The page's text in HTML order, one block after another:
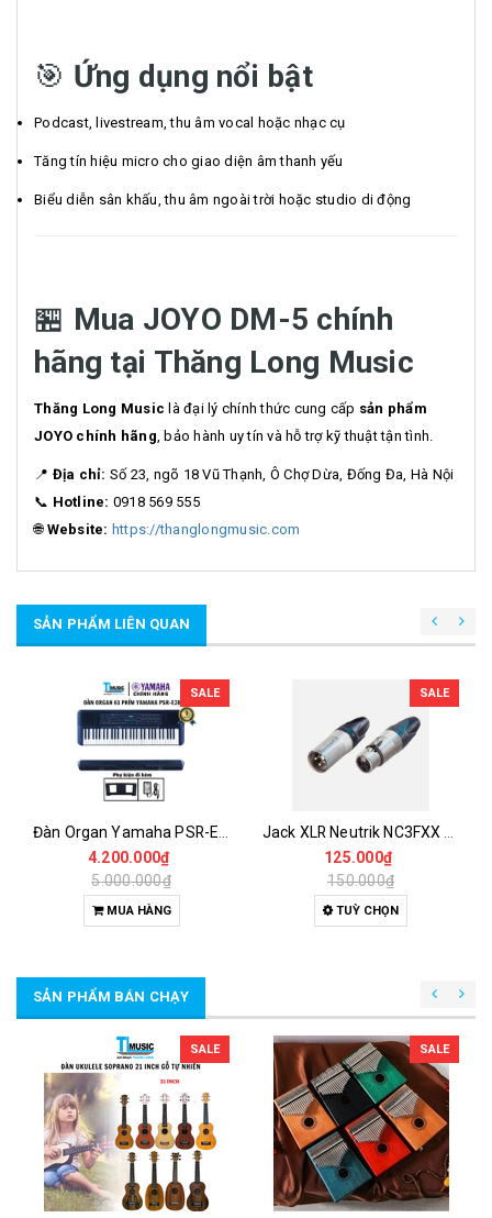
🎯 Ứng dụng nổi bật
Podcast, livestream, thu âm vocal hoặc nhạc cụ
Tăng tín hiệu micro cho giao diện âm thanh yếu
Biểu diễn sân khấu, thu âm ngoài trời hoặc studio di động
🏪 Mua JOYO DM-5 chính
hãng tại Thăng Long Music
Thăng Long Music là đại lý chính thức cung cấp sản phẩm
JOYO chính hãng, bảo hành uy tín và hỗ trợ kỹ thuật tận tình.
📍 Địa chỉ: Số 23, ngõ 18 Vũ Thạnh, Ô Chợ Dừa, Đống Đa, Hà Nội
📞 Hotline: 0918 569 555
🌐 Website: https://thanglongmusic.com
SẢN PHẨM LIÊN QUAN
SALE
4.200.000₫
5.000.000₫
MUA HÀNG
SALE
125.000₫
150.000₫
TUỲ CHỌN
SẢN PHẨM BÁN CHẠY
SALE SALE